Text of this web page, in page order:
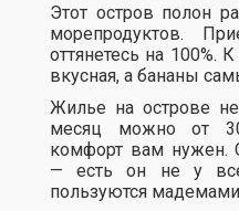
Этот остров полон
морепродуктов.
оттянетесь на 100%.
вкусная, а бананы
Жилье на острове
месяц можно от
комфорт вам нужен.
— есть он не у
пользуются